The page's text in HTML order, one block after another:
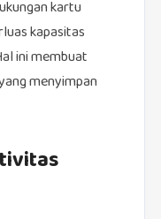
kartu
kapasitas
ini membuat
menyimpan